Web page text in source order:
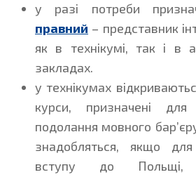
у разі потреби
правний – представник
як в технікумі, так і в
закладах.
у технікумах
курси, призначені для
подолання мовного
знадобляться, якщо
вступу до